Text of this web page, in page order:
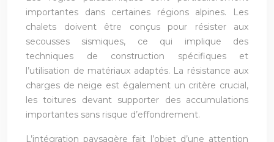
importantes dans certaines régions alpines. Les
chalets doivent être conçus pour résister aux
secousses sismiques, ce qui implique des
techniques de construction spécifiques et
l’utilisation de matériaux adaptés. La résistance aux
charges de neige est également un critère crucial,
les toitures devant supporter des accumulations
importantes sans risque d’effondrement.
L’intégration paysagère fait l’objet d’une attention